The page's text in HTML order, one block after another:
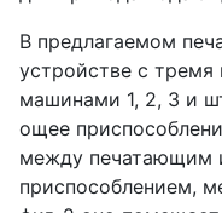
В предлагаемом
устройстве с
машинами 1, 2, 3 и
ощее
между
приспособлением,